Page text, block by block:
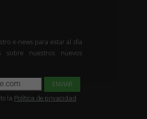
e-news para estar al día
sobre nuestros nuevos
la Política de privacidad